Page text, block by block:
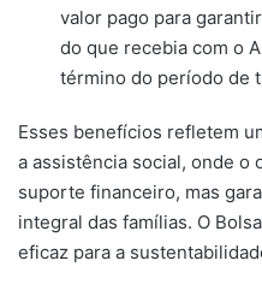
valor pago para
do que recebia com o
término do período de
Esses benefícios refletem
a assistência social, onde o
suporte financeiro, mas
integral das famílias. O
eficaz para a